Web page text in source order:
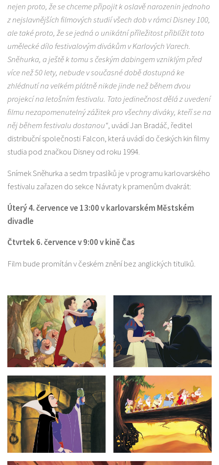
nejen proto, že se chceme připojit k oslavě narozenin jednoho
z nejslavnějších filmových studií všech dob v rámci Disney 100,
ale také proto, že se jedná o unikátní příležitost přiblížit toto
umělecké dílo festivalovým divákům v Karlových Varech.
Sněhurka, a ještě k tomu s českým dabingem vzniklým před
více než 50 lety, nebude v současné době dostupná ke
zhlédnutí na velkém plátně nikde jinde než během dvou
projekcí na letošním festivalu. Tato jedinečnost dělá z uvedení
filmu nezapomenutelný zážitek pro všechny diváky, kteří se na
něj během festivalu dostanou“, uvádí Jan Bradáč, ředitel
distribuční společnosti Falcon, která uvádí do českých kin filmy
studia pod značkou Disney od roku 1994.
Snímek Sněhurka a sedm trpaslíků je v programu karlovarského
festivalu zařazen do sekce Návraty k pramenům dvakrát:
Úterý 4. července ve 13:00 v karlovarském Městském
divadle
Čtvrtek 6. července v 9:00 v kině Čas
Film bude promítán v českém znění bez anglických titulků.